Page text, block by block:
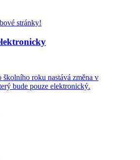
stránky!
roku nastává změna v
bude pouze elektronický.